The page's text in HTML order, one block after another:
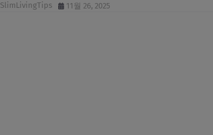
SlimLivingTips 11월 26, 2025